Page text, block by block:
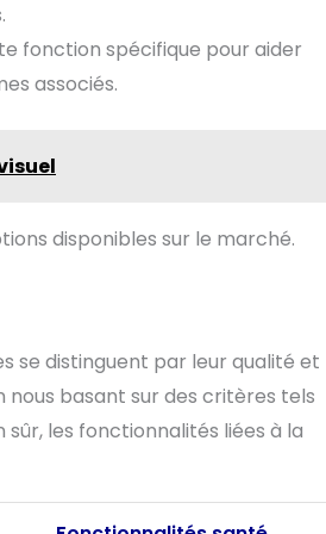
fonction spécifique pour aider
associés.
disponibles sur le marché.
se distinguent par leur qualité et
basant sur des critères tels
les fonctionnalités liées à la